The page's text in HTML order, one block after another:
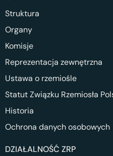
Struktura
Organy
Komisje
Reprezentacja zewnętrzna
Ustawa o rzemiośle
Statut Związku Rzemiosła
Historia
Ochrona danych osobowych
DZIAŁALNOŚĆ ZRP